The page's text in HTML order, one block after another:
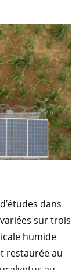
dans
sur trois
humide
restaurée au